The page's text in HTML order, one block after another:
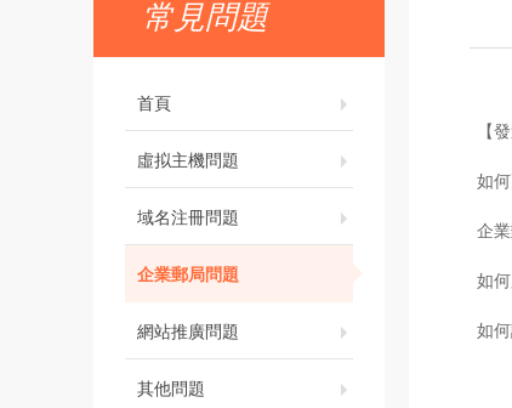
常見問題
首頁
虛拟主機問題
域名注冊問題
企業郵局問題
網站推廣問題
其他問題
【
如
企
如
如